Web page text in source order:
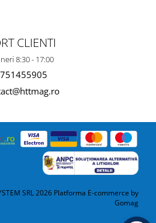
CLIENTI
8:30 - 17:00
SRL 2026 Platforma E-commerce by
Gomag